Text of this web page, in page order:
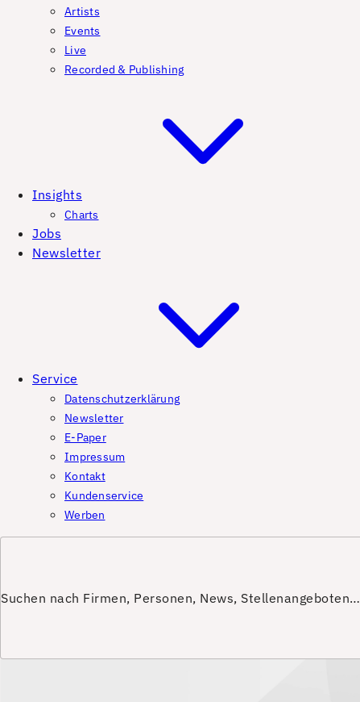
Artists
Events
Live
Recorded & Publishing
Insights
Charts
Jobs
Newsletter
Service
Datenschutzerklärung
Newsletter
E-Paper
Impressum
Kontakt
Kundenservice
Werben
Suchen nach Firmen, Personen, News, Stellenangeboten…